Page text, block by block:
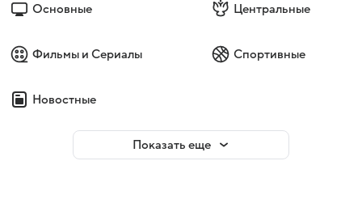
Основные Центральные
Фильмы и Сериалы Спортивные
Новостные
Показать еще